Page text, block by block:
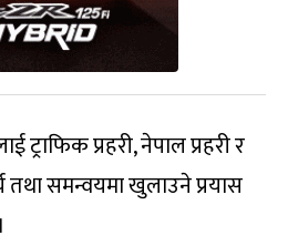
ट्राफिक प्रहरी, नेपाल प्रहरी र
समन्वयमा खुलाउने प्रयास